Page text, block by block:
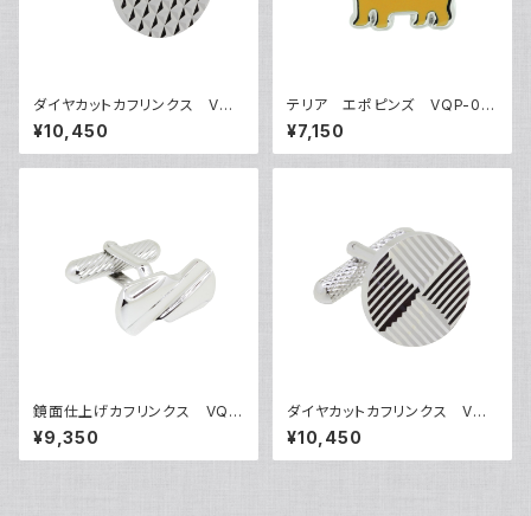
ダイヤカットカフリンクス VQC
-0703
¥10,450
テリア エポピンズ VQP-05
06
¥7,150
鏡面仕上げカフリンクス VQC
-0609
¥9,350
ダイヤカットカフリンクス VQC
-0701
¥10,450